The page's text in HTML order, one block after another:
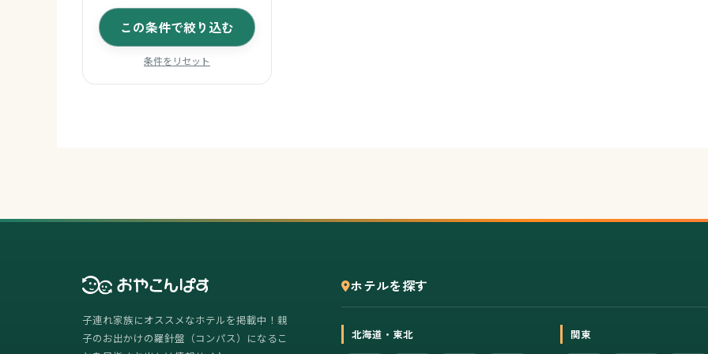
この条件で絞り込む
条件をリセット
子連れ家族にオススメなホテルを掲載中！親
子のお出かけの羅針盤（コンパス）になるこ
ホテルを探す
北海道・東北 関東